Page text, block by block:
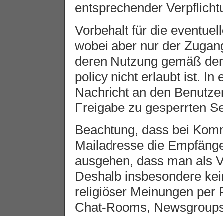
entsprechender
Vorbehalt für die
wobei aber nur der
deren Nutzung gemäß
policy nicht erlaubt ist. In
Nachricht an den
Freigabe zu gesperrten
Beachtung, dass bei
Mailadresse die
ausgehen, dass man als
Deshalb insbesondere
religiöser Meinungen per
Chat-Rooms,